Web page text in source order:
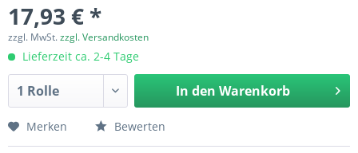
17,93 € *
zzgl. MwSt.zzgl. Versandkosten
Lieferzeit ca. 2-4 Tage
In den Warenkorb
Merken Bewerten